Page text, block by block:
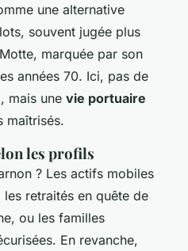
une alternative
souvent jugée plus
marquée par son
années 70. Ici, pas de
mais une vie portuaire
maîtrisés.
les profils
? Les actifs mobiles
retraités en quête de
ou les familles
En revanche,